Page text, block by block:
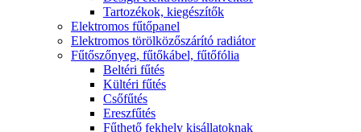
Tartozékok, kiegészítők
Elektromos fűtőpanel
Elektromos törölközőszárító radiátor
Fűtőszőnyeg, fűtőkábel, fűtőfólia
Beltéri fűtés
Kültéri fűtés
Csőfűtés
Ereszfűtés
Fűthető fekhely kisállatoknak